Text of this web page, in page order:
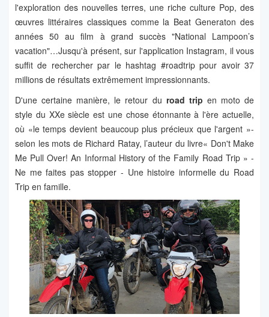
l'exploration des nouvelles terres, une riche culture Pop, des
œuvres littéraires classiques comme la Beat Generaton des
années 50 au film à grand succès "National Lampoon’s
vacation"…Jusqu'à présent, sur l'application Instagram, il vous
suffit de rechercher par le hashtag #roadtrip pour avoir 37
millions de résultats extrêmement impressionnants.
D'une certaine manière, le retour du road trip en moto de
style du XXe siècle est une chose étonnante à l'ère actuelle,
où «le temps devient beaucoup plus précieux que l'argent »-
selon les mots de Richard Ratay, l’auteur du livre« Don't Make
Me Pull Over! An Informal History of the Family Road Trip » -
Ne me faites pas stopper - Une histoire informelle du Road
Trip en famille.